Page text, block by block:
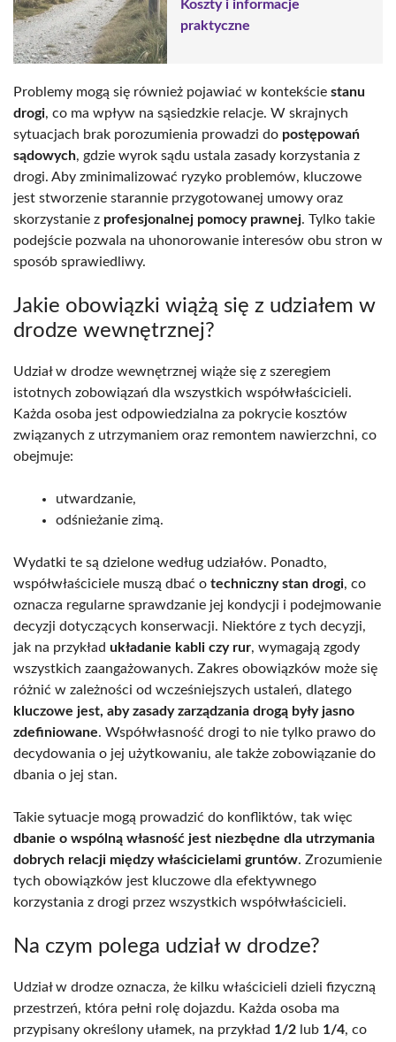
Koszty i informacje
praktyczne
Problemy mogą się również pojawiać w kontekście stanu
drogi, co ma wpływ na sąsiedzkie relacje. W skrajnych
sytuacjach brak porozumienia prowadzi do postępowań
sądowych, gdzie wyrok sądu ustala zasady korzystania z
drogi. Aby zminimalizować ryzyko problemów, kluczowe
jest stworzenie starannie przygotowanej umowy oraz
skorzystanie z profesjonalnej pomocy prawnej. Tylko takie
podejście pozwala na uhonorowanie interesów obu stron w
sposób sprawiedliwy.
Jakie obowiązki wiążą się z udziałem w
drodze wewnętrznej?
Udział w drodze wewnętrznej wiąże się z szeregiem
istotnych zobowiązań dla wszystkich współwłaścicieli.
Każda osoba jest odpowiedzialna za pokrycie kosztów
związanych z utrzymaniem oraz remontem nawierzchni, co
obejmuje:
utwardzanie,
odśnieżanie zimą.
Wydatki te są dzielone według udziałów. Ponadto,
współwłaściciele muszą dbać o techniczny stan drogi, co
oznacza regularne sprawdzanie jej kondycji i podejmowanie
decyzji dotyczących konserwacji. Niektóre z tych decyzji,
jak na przykład układanie kabli czy rur, wymagają zgody
wszystkich zaangażowanych. Zakres obowiązków może się
różnić w zależności od wcześniejszych ustaleń, dlatego
kluczowe jest, aby zasady zarządzania drogą były jasno
zdefiniowane. Współwłasność drogi to nie tylko prawo do
decydowania o jej użytkowaniu, ale także zobowiązanie do
dbania o jej stan.
Takie sytuacje mogą prowadzić do konfliktów, tak więc
dbanie o wspólną własność jest niezbędne dla utrzymania
dobrych relacji między właścicielami gruntów. Zrozumienie
tych obowiązków jest kluczowe dla efektywnego
korzystania z drogi przez wszystkich współwłaścicieli.
Na czym polega udział w drodze?
Udział w drodze oznacza, że kilku właścicieli dzieli fizyczną
przestrzeń, która pełni rolę dojazdu. Każda osoba ma
przypisany określony ułamek, na przykład 1/2 lub 1/4, co